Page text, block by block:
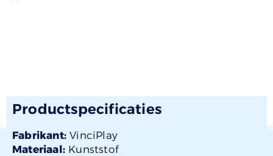
Productspecificaties
Fabrikant:VinciPlay
Materiaal: Kunststof